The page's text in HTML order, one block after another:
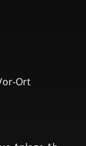
Ort